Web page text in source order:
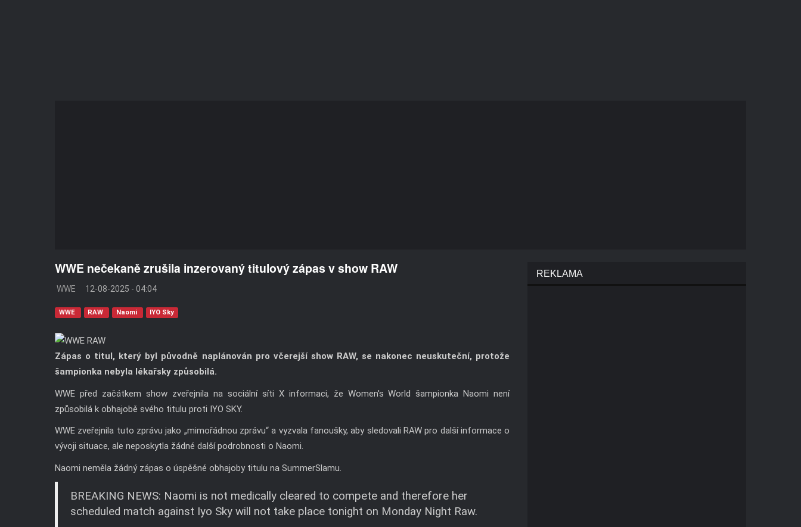
WWE nečekaně zrušila inzerovaný titulový zápas v show RAW
WWE 12-08-2025 - 04:04
WWE RAW Naomi IYO Sky
Zápas o titul, který byl původně naplánován pro včerejší show RAW, se nakonec neuskuteční, protože
šampionka nebyla lékařsky způsobilá.
WWE před začátkem show zveřejnila na sociální síti X informaci, že Women's World šampionka Naomi není
způsobilá k obhajobě svého titulu proti IYO SKY.
WWE zveřejnila tuto zprávu jako „mimořádnou zprávu“ a vyzvala fanoušky, aby sledovali RAW pro další informace o
vývoji situace, ale neposkytla žádné další podrobnosti o Naomi.
Naomi neměla žádný zápas o úspěšné obhajoby titulu na SummerSlamu.
BREAKING NEWS: Naomi is not medically cleared to compete and therefore her
scheduled match against Iyo Sky will not take place tonight on Monday Night Raw.
REKLAMA